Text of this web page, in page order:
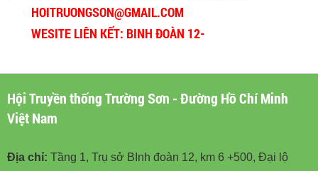
HOITRUONGSON@GMAIL.COM
WESITE LIÊN KẾT: BINH ĐOÀN 12-
Hội Truyền thống Trường Sơn - Đường Hồ Chí Minh
Việt Nam
Địa chỉ: Tầng 1, Trụ sở BInh đoàn 12, km 6 +500, Đại lộ